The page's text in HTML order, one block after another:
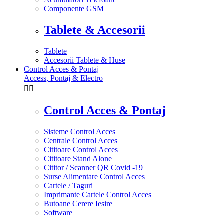
Componente GSM
Tablete & Accesorii
Tablete
Accesorii Tablete & Huse
Control Acces & Pontaj
Access, Pontaj & Electro
 
Control Acces & Pontaj
Sisteme Control Acces
Centrale Control Acces
Cititoare Control Acces
Cititoare Stand Alone
Cititor / Scanner QR Covid -19
Surse Alimentare Control Acces
Cartele / Taguri
Imprimante Cartele Control Acces
Butoane Cerere Iesire
Software